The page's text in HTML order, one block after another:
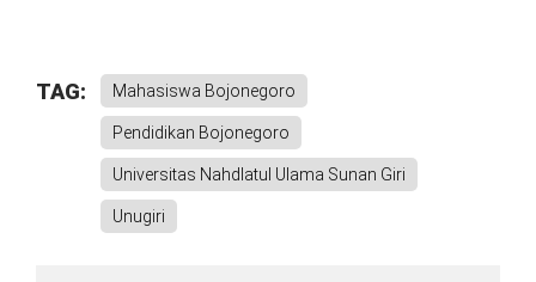
TAG: Mahasiswa Bojonegoro
Pendidikan Bojonegoro
Universitas Nahdlatul Ulama Sunan Giri
Unugiri